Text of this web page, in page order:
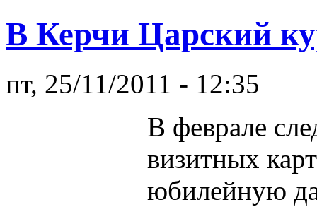
В Керчи Царский
пт, 25/11/2011 - 12:35
В феврале
визитных
юбилейную